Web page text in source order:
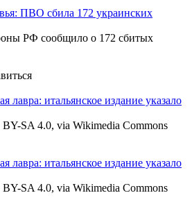
ПВО сбила 172 украинских
РФ сообщило о 172 сбитых
лавра: итальянское издание указало
SA 4.0, via Wikimedia Commons
лавра: итальянское издание указало
SA 4.0, via Wikimedia Commons